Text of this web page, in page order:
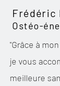
Frédéric
Ostéo-
"Grâce à
je vous
meilleure